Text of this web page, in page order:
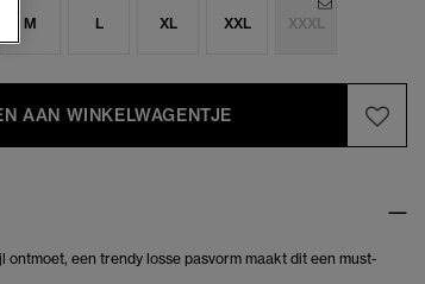
M L XL XXL XXXL
AAN WINKELWAGENTJE
ontmoet, een trendy losse pasvorm maakt dit een must-